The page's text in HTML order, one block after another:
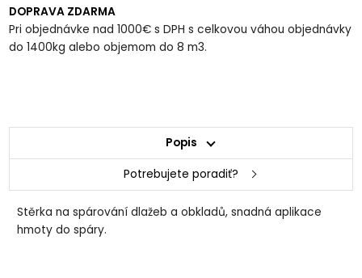
DOPRAVA ZDARMA
Pri objednávke nad 1000€ s DPH s celkovou váhou objednávky
do 1400kg alebo objemom do 8 m3.
Popis
Potrebujete poradiť?
Stěrka na spárování dlažeb a obkladů, snadná aplikace
hmoty do spáry.